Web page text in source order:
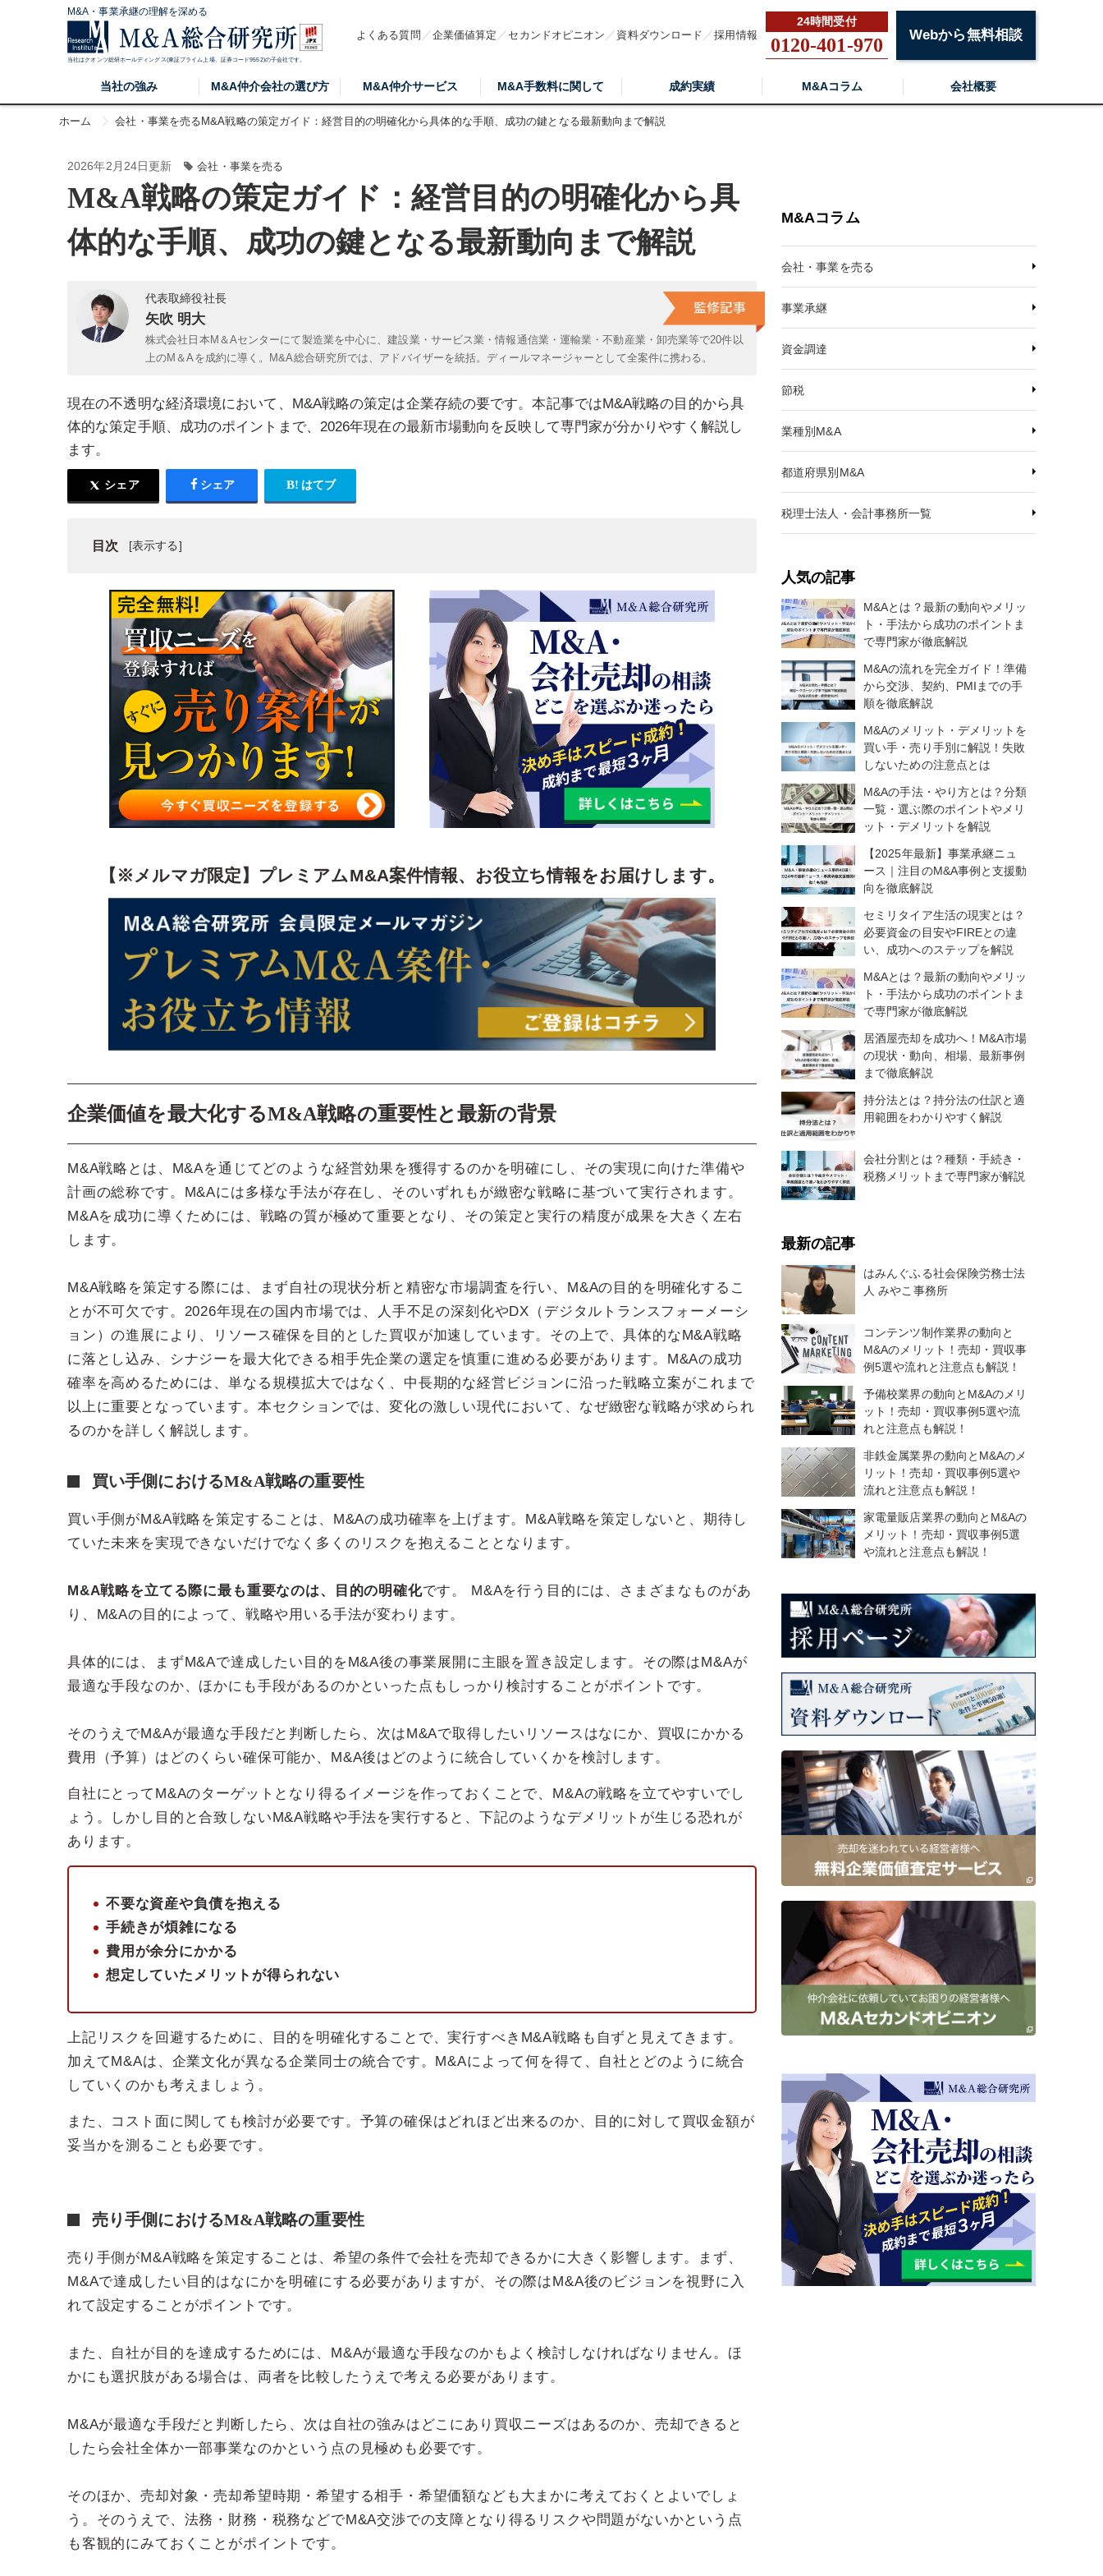
M&A・事業承継の理解を深める
当社はクオンツ総研ホールディングス(東証プライム上場、証券コード9552)の子会社です。
よくある質問 企業価値算定 セカンドオピニオン 資料ダウンロード 採用情報 0120-401-970 Webから無料相談
当社の強み M&A仲介会社の選び方 M&A仲介サービス M&A手数料に関して 成約実績 M&Aコラム 会社概要
ホーム 会社・事業を売る M&A戦略の策定ガイド：経営目的の明確化から具体的な手順、成功の鍵となる最新動向まで解説
2026年2月24日更新 会社・事業を売る
M&A戦略の策定ガイド：経営目的の明確化から具
体的な手順、成功の鍵となる最新動向まで解説
代表取締役社長
矢吹 明大
株式会社日本M＆Aセンターにて製造業を中心に、建設業・サービス業・情報通信業・運輸業・不動産業・卸売業等で20件以
上のM＆Aを成約に導く。M&A総合研究所では、アドバイザーを統括。ディールマネージャーとして全案件に携わる。
現在の不透明な経済環境において、M&A戦略の策定は企業存続の要です。本記事ではM&A戦略の目的から具
体的な策定手順、成功のポイントまで、2026年現在の最新市場動向を反映して専門家が分かりやすく解説し
ます。
シェア シェア はてブ
目次
M&A戦略を策定する具体的なステップ
効率的なM&A戦略立案を支える3つの重要フレームワーク
M&A戦略の実効性を高め成果を最大化するための推進体制
2026年の市場環境に対応するM&A戦略の新たな視点
買い手側のM&A戦略
売り手側のM&A戦略
M&A戦略を策定・実行する際の重要注意点
成約事例から見るM&A戦略のケーススタディ
M&A戦略まとめ
【※メルマガ限定】プレミアムM&A案件情報、お役立ち情報をお届けします。
企業価値を最大化するM&A戦略の重要性と最新の背景
M&A戦略とは、M&Aを通じてどのような経営効果を獲得するのかを明確にし、その実現に向けた準備や
計画の総称です。M&Aには多様な手法が存在し、そのいずれもが緻密な戦略に基づいて実行されます。
M&Aを成功に導くためには、戦略の質が極めて重要となり、その策定と実行の精度が成果を大きく左右
します。
M&A戦略を策定する際には、まず自社の現状分析と精密な市場調査を行い、M&Aの目的を明確化するこ
とが不可欠です。2026年現在の国内市場では、人手不足の深刻化やDX（デジタルトランスフォーメーシ
ョン）の進展により、リソース確保を目的とした買収が加速しています。その上で、具体的なM&A戦略
に落とし込み、シナジーを最大化できる相手先企業の選定を慎重に進める必要があります。M&Aの成功
確率を高めるためには、単なる規模拡大ではなく、中長期的な経営ビジョンに沿った戦略立案がこれまで
以上に重要となっています。本セクションでは、変化の激しい現代において、なぜ緻密な戦略が求められ
るのかを詳しく解説します。
買い手側におけるM&A戦略の重要性
買い手側がM&A戦略を策定することは、M&Aの成功確率を上げます。M&A戦略を策定しないと、期待し
ていた未来を実現できないだけでなく多くのリスクを抱えることとなります。
M&A戦略を立てる際に最も重要なのは、目的の明確化です。 M&Aを行う目的には、さまざまなものがあ
り、M&Aの目的によって、戦略や用いる手法が変わります。
具体的には、まずM&Aで達成したい目的をM&A後の事業展開に主眼を置き設定します。その際はM&Aが
最適な手段なのか、ほかにも手段があるのかといった点もしっかり検討することがポイントです。
そのうえでM&Aが最適な手段だと判断したら、次はM&Aで取得したいリソースはなにか、買収にかかる
費用（予算）はどのくらい確保可能か、M&A後はどのように統合していくかを検討します。
自社にとってM&Aのターゲットとなり得るイメージを作っておくことで、M&Aの戦略を立てやすいでし
ょう。しかし目的と合致しないM&A戦略や手法を実行すると、下記のようなデメリットが生じる恐れが
あります。
不要な資産や負債を抱える
手続きが煩雑になる
費用が余分にかかる
想定していたメリットが得られない
上記リスクを回避するために、目的を明確化することで、実行すべきM&A戦略も自ずと見えてきます。
加えてM&Aは、企業文化が異なる企業同士の統合です。M&Aによって何を得て、自社とどのように統合
していくのかも考えましょう。
また、コスト面に関しても検討が必要です。予算の確保はどれほど出来るのか、目的に対して買収金額が
妥当かを測ることも必要です。
売り手側におけるM&A戦略の重要性
売り手側がM&A戦略を策定することは、希望の条件で会社を売却できるかに大きく影響します。まず、
M&Aで達成したい目的はなにかを明確にする必要がありますが、その際はM&A後のビジョンを視野に入
れて設定することがポイントです。
また、自社が目的を達成するためには、M&Aが最適な手段なのかもよく検討しなければなりません。ほ
かにも選択肢がある場合は、両者を比較したうえで考える必要があります。
M&Aが最適な手段だと判断したら、次は自社の強みはどこにあり買収ニーズはあるのか、売却できると
したら会社全体か一部事業なのかという点の見極めも必要です。
そのほか、売却対象・売却希望時期・希望する相手・希望価額なども大まかに考えておくとよいでしょ
う。そのうえで、法務・財務・税務などでM&A交渉での支障となり得るリスクや問題がないかという点
も客観的にみておくことがポイントです。
M&Aコラム
会社・事業を売る
事業承継
資金調達
節税
業種別M&A
都道府県別M&A
税理士法人・会計事務所一覧
人気の記事
M&Aとは？最新の動向やメリッ
ト・手法から成功のポイントま
で専門家が徹底解説
M&Aの流れを完全ガイド！準備
から交渉、契約、PMIまでの手
順を徹底解説
M&Aのメリット・デメリットを
買い手・売り手別に解説！失敗
しないための注意点とは
M&Aの手法・やり方とは？分類
一覧・選ぶ際のポイントやメリ
ット・デメリットを解説
【2025年最新】事業承継ニュ
ース｜注目のM&A事例と支援動
向を徹底解説
セミリタイア生活の現実とは？
必要資金の目安やFIREとの違
い、成功へのステップを解説
M&Aとは？最新の動向やメリッ
ト・手法から成功のポイントま
で専門家が徹底解説
居酒屋売却を成功へ！M&A市場
の現状・動向、相場、最新事例
まで徹底解説
持分法とは？持分法の仕訳と適
用範囲をわかりやすく解説
会社分割とは？種類・手続き・
税務メリットまで専門家が解説
最新の記事
はみんぐふる社会保険労務士法
人 みやこ事務所
コンテンツ制作業界の動向と
M&Aのメリット！売却・買収事
例5選や流れと注意点も解説！
予備校業界の動向とM&Aのメリ
ット！売却・買収事例5選や流
れと注意点も解説！
非鉄金属業界の動向とM&Aのメ
リット！売却・買収事例5選や
流れと注意点も解説！
家電量販店業界の動向とM&Aの
メリット！売却・買収事例5選
や流れと注意点も解説！